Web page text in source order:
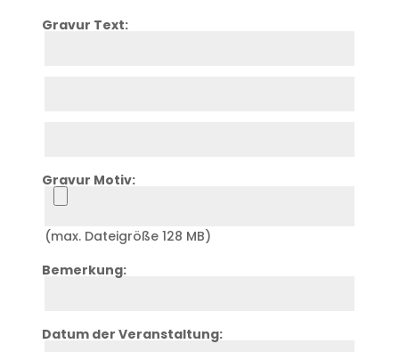
Gravur Text:
Gravur Motiv:
Upload
(max. Dateigröße 128 MB)
Bemerkung:
Datum der Veranstaltung: